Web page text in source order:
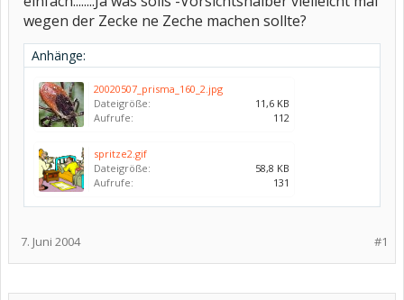
wegen der Zecke ne Zeche machen sollte?
Anhänge:
20020507_prisma_160_2.jpg
Dateigröße:
11,6 KB
Aufrufe:
112
spritze2.gif
Dateigröße:
58,8 KB
Aufrufe:
131
#1
7. Juni 2004